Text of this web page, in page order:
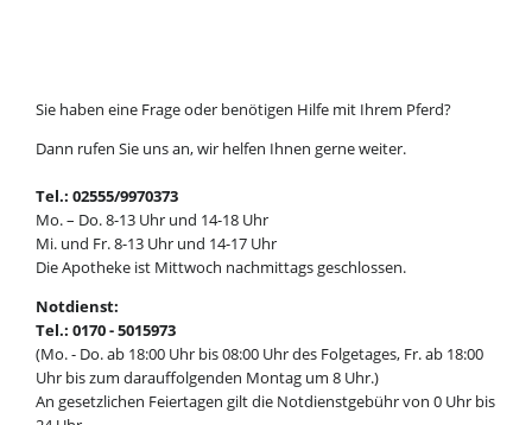
Sie haben eine Frage oder benötigen Hilfe mit Ihrem Pferd?
Dann rufen Sie uns an, wir helfen Ihnen gerne weiter.
Tel.: 02555/9970373
Mo. – Do. 8-13 Uhr und 14-18 Uhr
Mi. und Fr. 8-13 Uhr und 14-17 Uhr
Die Apotheke ist Mittwoch nachmittags geschlossen.
Notdienst:
Tel.: 0170 - 5015973
(Mo. - Do. ab 18:00 Uhr bis 08:00 Uhr des Folgetages, Fr. ab 18:00
Uhr bis zum darauffolgenden Montag um 8 Uhr.)
An gesetzlichen Feiertagen gilt die Notdienstgebühr von 0 Uhr bis